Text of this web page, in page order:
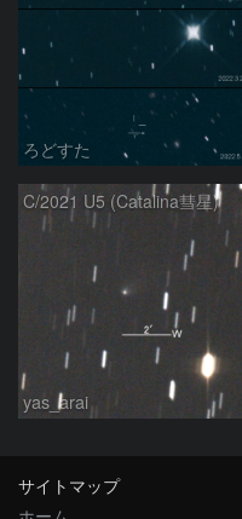
ろどすた
C/2021 U5 (Catalina彗星)
yas_arai
サイトマップ